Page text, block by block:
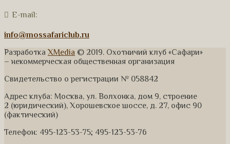
E-mail:
info@mossafariclub.ru
Разработка XMedia © 2019. Охотничий клуб «Сафари»
– некоммерческая общественная организация
Свидетельство о регистрации № 058842
Адрес клуба: Москва, ул. Волхонка, дом 9, строение
2 (юридический), Хорошевское шоссе, д. 27, офис 90
(фактический)
Телефон: 495-123-53-75; 495-123-53-76